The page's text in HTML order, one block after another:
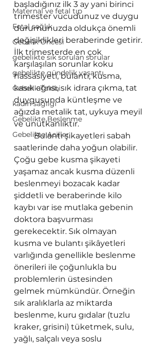
Maternal ve fetal tıp
Fetal sağlık
Gebelik Öncesi
gebelikte sık sorulan sorular
gebelikte gündelik yaşantı
Gebelik Takibi
kadın sağlığı
Gebelikte Beslenme
Gebelikte Aciller
başladığınız ilk 3 ay yani birinci
trimester vücudunuz ve duygu
durumunuzda oldukça önemli
değişiklikleri beraberinde getirir.
İlk trimesterde en çok
karşılaşılan sorunlar koku
hassasiyeti, bulantı, kusma,
kasık ağrısı, sık idrara çıkma, tat
duygusunda küntleşme ve
ağızda metalik tat, uykuya meyil
ve unutkanlıktır.
Bulantı şikayetleri sabah
saatlerinde daha yoğun olabilir.
Çoğu gebe kusma şikayeti
yaşamaz ancak kusma düzenli
beslenmeyi bozacak kadar
şiddetli ve beraberinde kilo
kaybı var ise mutlaka gebenin
doktora başvurması
gerekecektir. Sık olmayan
kusma ve bulantı şikâyetleri
varlığında genellikle beslenme
önerileri ile çoğunlukla bu
problemlerin üstesinden
gelmek mümkündür. Örneğin
sık aralıklarla az miktarda
beslenme, kuru gıdalar (tuzlu
kraker, grisini) tüketmek, sulu,
yağlı, salçalı veya soslu